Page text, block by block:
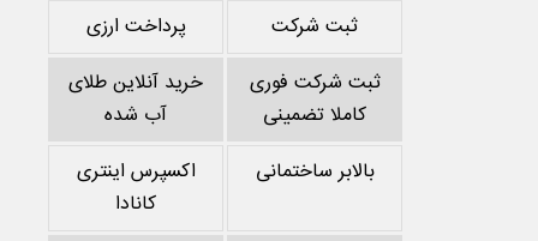
ثبت شرکت
پرداخت ارزی
ثبت شرکت فوری
کاملا تضمینی
خرید آنلاین طلای
آب شده
بالابر ساختمانی
اکسپرس اینتری
کانادا